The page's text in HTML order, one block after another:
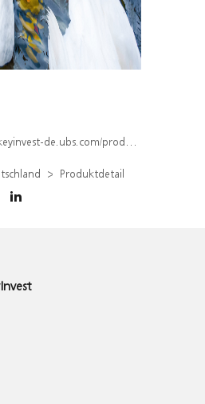
de.ubs.com/produkt/detail/index/isin/DE000WA6Q0N7
Produktdetail